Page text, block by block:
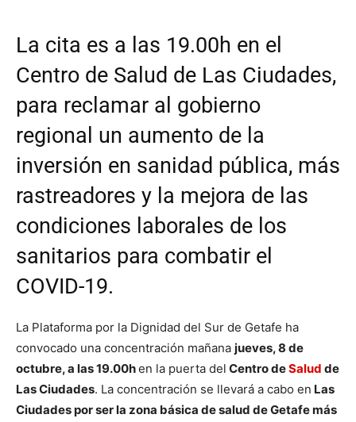
La cita es a las 19.00h en el
Centro de Salud de Las Ciudades,
para reclamar al gobierno
regional un aumento de la
inversión en sanidad pública, más
rastreadores y la mejora de las
condiciones laborales de los
sanitarios para combatir el
COVID-19.
La Plataforma por la Dignidad del Sur de Getafe ha
convocado una concentración mañana jueves, 8 de
octubre, a las 19.00hen la puerta del Centro deSalud de
Las Ciudades. La concentración se llevará a cabo en Las
Ciudades por ser la zona básica de salud de Getafe más